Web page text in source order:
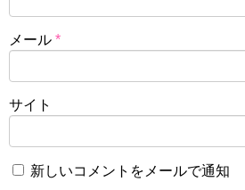
メール *
サイト
新しいコメントをメールで通知